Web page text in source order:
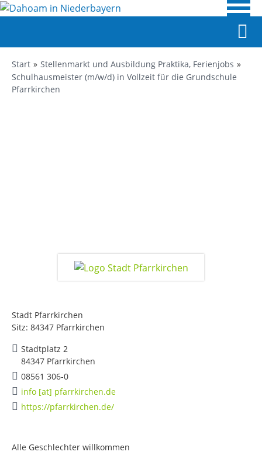
Start
Stellenmarkt und Ausbildung Praktika, Ferienjobs
Schulhausmeister (m/w/d) in Vollzeit für die Grundschule
Pfarrkirchen
Stadt Pfarrkirchen
Sitz: 84347 Pfarrkirchen
Stadtplatz 2
84347 Pfarrkirchen
08561 306-0
info [at] pfarrkirchen.de
https://pfarrkirchen.de/
Alle Geschlechter willkommen